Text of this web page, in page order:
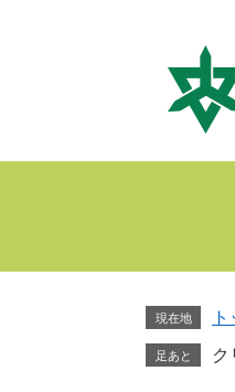
文
現在地
足あと ク